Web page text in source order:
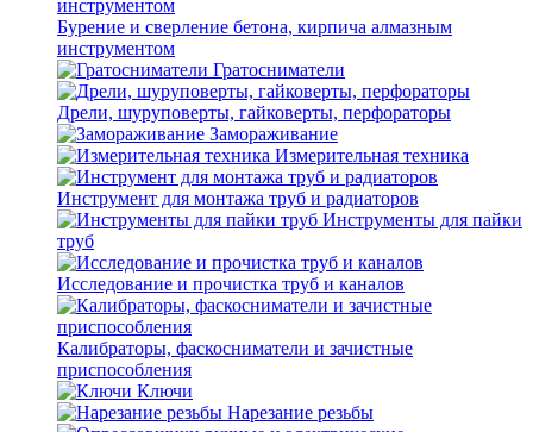
Бурение и сверление бетона, кирпича алмазным
инструментом
Гратосниматели
Дрели, шуруповерты, гайковерты, перфораторы
Замораживание
Измерительная техника
Инструмент для монтажа труб и радиаторов
Инструменты для пайки
труб
Исследование и прочистка труб и каналов
Калибраторы, фаскосниматели и зачистные
приспособления
Ключи
Нарезание резьбы